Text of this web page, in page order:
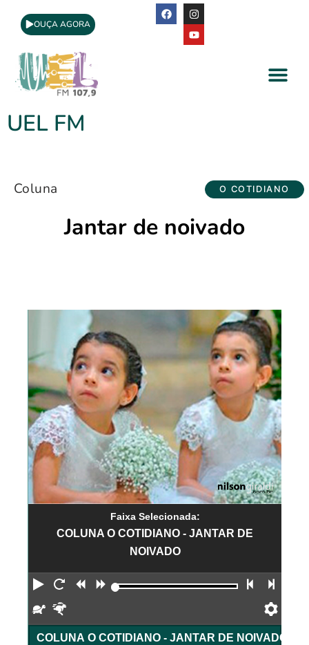
OUÇA AGORA
UEL FM
Coluna O COTIDIANO
Jantar de noivado
Faixa Selecionada:
COLUNA O COTIDIANO - JANTAR DE
NOIVADO
Reproduzir
Reiniciar
Retroceder
Avançar Faixa
Devagar
COLUNA O COTIDIANO - JANTAR DE NOIVADO